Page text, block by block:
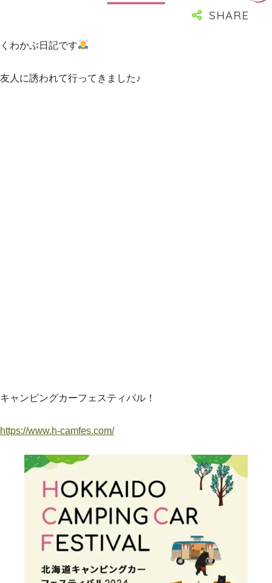
くわかぶ日記です
友人に誘われて行ってきました♪
キャンピングカーフェスティバル！
https://www.h-camfes.com/